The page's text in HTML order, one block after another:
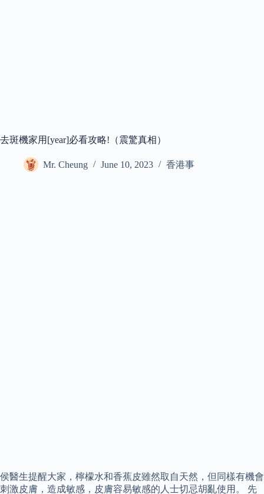
去斑機家用[year]必看攻略!（震驚真相）
Mr. Cheung June 10, 2023 香港事
侯醫生提醒大家，檸檬水和香蕉皮雖然取自天然，但同樣有機會
刺激皮膚，造成敏感，皮膚容易敏感的人士切忌胡亂使用。 先